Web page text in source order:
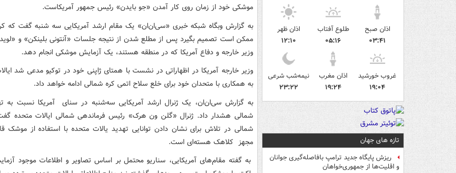
اذان صبح
۰۳:۴۱
طلوع آفتاب
۰۵:۱۶
اذان ظهر
۱۲:۱۰
غروب خورشید
۱۹:۰۴
اذان مغرب
۱۹:۲۴
نیمه‌شب شرعی
۲۳:۲۲
تازه های جهان
ریزش پایگاه جدید ترامپ بافاصله‌گیری جوانان
و اقلیت‌ها از جمهوری‌خواهان
موشکی خود از زمان روی کار آمدن «جو بایدن» رئیس جمهور آمریکاست.
به گزارش وبگاه شبکه خبری «سی‌ان‌ان» یک مقام ارشد آمریکایی سه شنبه گفت که
ممکن است تصمیم بگیرد پس از مطلع شدن از نتیجه جلسات «آنتونی بلینکن» و
وزیر خارجه و دفاع آمریکا که در منطقه هستند، یک آزمایش موشکی انجام دهد.
وزیر خارجه آمریکا در اظهاراتی در نشست با همتای ژاپنی خود در توکیو مدعی شد
به همکاری با متحدان خود برای خلع سلاح اتمی کره شمالی ادامه خواهد داد.
به گزارش سی‌ان‌ان، یک ژنرال ارشد آمریکایی سه‌شنبه در سنای آمریکا نسبت به
شمالی هشدار داد. ژنرال «گلن ون هرک» رئیس فرماندهی شمالی ایالات متحده
شمالی در تلاش برای نشان دادن توانایی تهدید یالات متحده با استفاده از موشک
مجهز کلاهک هسته‌ای است.
به گفته مقام‌های آمریکایی، سناریو محتمل بر اساس تصاویر و اطلاعات موجود